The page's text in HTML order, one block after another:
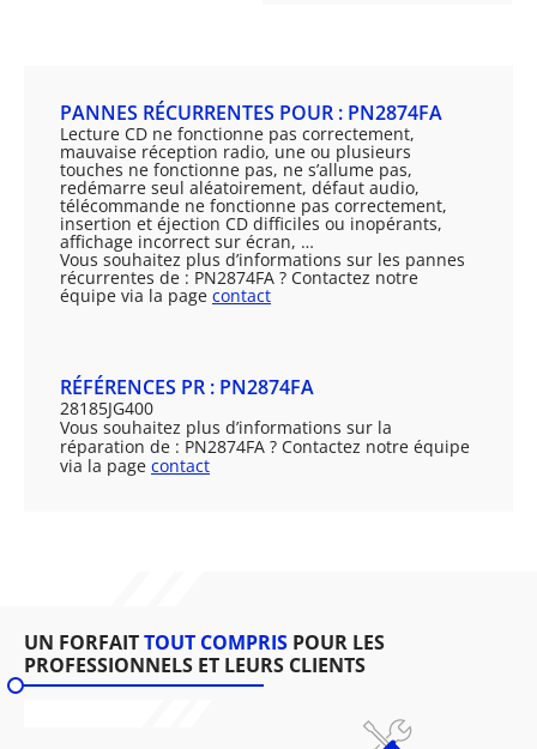
PANNES RÉCURRENTES POUR : PN2874FA
Lecture CD ne fonctionne pas correctement,
mauvaise réception radio, une ou plusieurs
touches ne fonctionne pas, ne s’allume pas,
redémarre seul aléatoirement, défaut audio,
télécommande ne fonctionne pas correctement,
insertion et éjection CD difficiles ou inopérants,
affichage incorrect sur écran, …
Vous souhaitez plus d’informations sur les pannes
récurrentes de : PN2874FA ? Contactez notre
équipe via la page contact
RÉFÉRENCES PR : PN2874FA
28185JG400
Vous souhaitez plus d’informations sur la
réparation de : PN2874FA ? Contactez notre équipe
via la page contact
UN FORFAITTOUT COMPRIS POUR LES
PROFESSIONNELS ET LEURS CLIENTS